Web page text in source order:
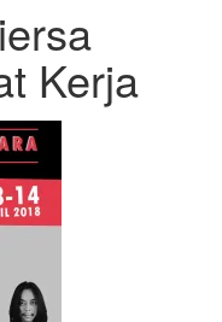
Kerja